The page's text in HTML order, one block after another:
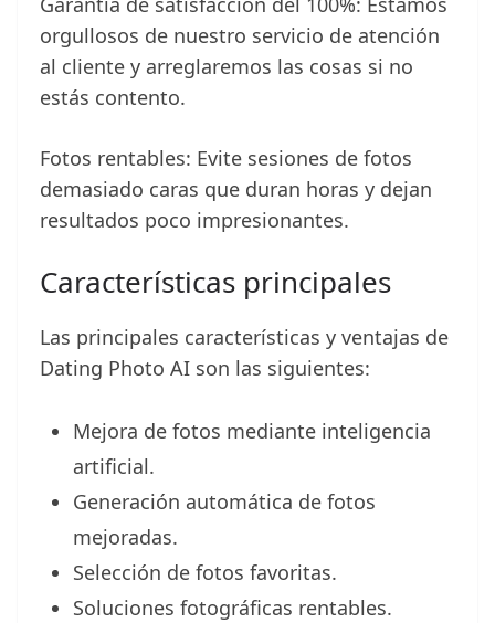
orgullosos de nuestro servicio de atención
al cliente y arreglaremos las cosas si no
estás contento.
Fotos rentables: Evite sesiones de fotos
demasiado caras que duran horas y dejan
resultados poco impresionantes.
Características principales
Las principales características y ventajas de
Dating Photo AI son las siguientes:
Mejora de fotos mediante inteligencia
artificial.
Generación automática de fotos
mejoradas.
Selección de fotos favoritas.
Soluciones fotográficas rentables.